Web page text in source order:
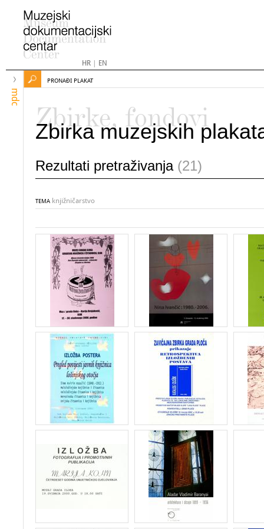
HR| EN
mdc
PRONAĐI PLAKAT
Zbirke, fondovi
Zbirka muzejskih
Rezultati pretraživanja (21)
TEMA knjižničarstvo